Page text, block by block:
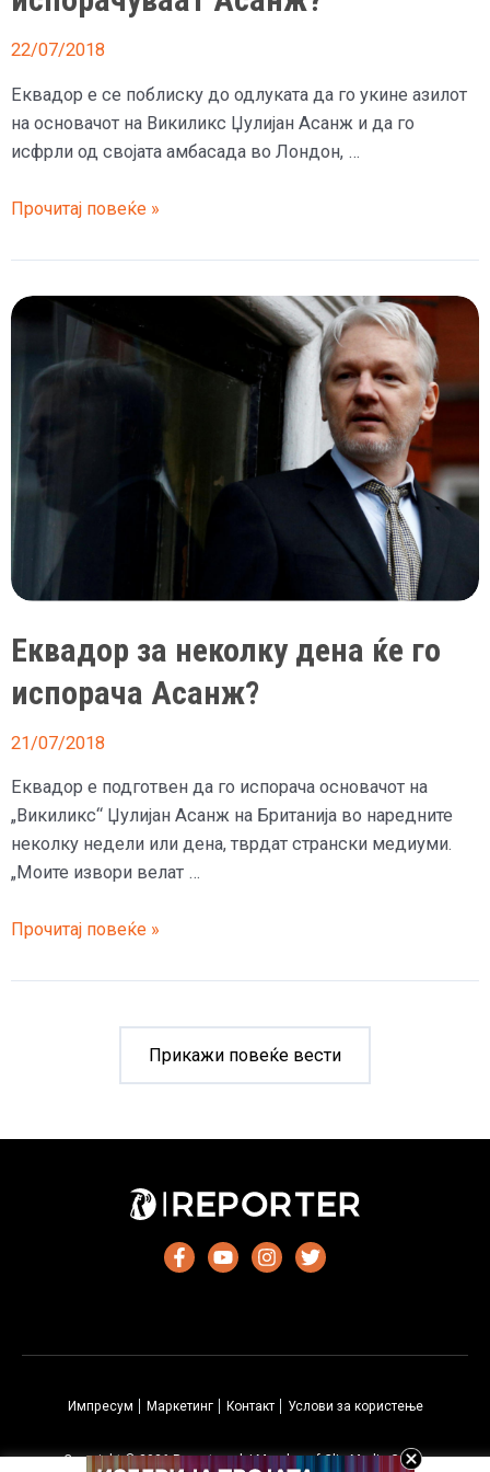
22/07/2018
Еквадор е се поблиску до одлуката да го укине азилот
на основачот на Викиликс Џулијан Асанж и да го
исфрли од својата амбасада во Лондон, …
(Во
Британците
го
испорачуваат
Прочитај повеќе »
Еквадор за неколку дена ќе го
испорача Асанж?
21/07/2018
Еквадор е подготвен да го испорача основачот на
„Викиликс“ Џулијан Асанж на Британија во наредните
неколку недели или дена, тврдат странски медиуми.
„Моите извори велат …
Еквадор
неколку
Прочитај повеќе »
Прикажи повеќе вести
Copyright © 2026 Reporter.mk | Member of Clip Media Group
Импресум Маркетинг Контакт Услови за користење